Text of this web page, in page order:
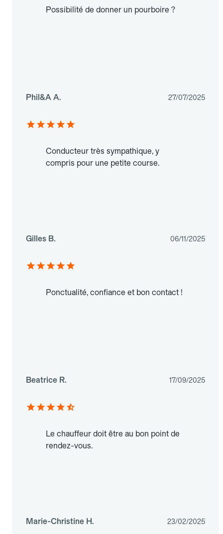
Possibilité de donner un pourboire ?
Phil&A A. 27/07/2025
Conducteur très sympathique, y
compris pour une petite course.
Gilles B. 06/11/2025
Ponctualité, confiance et bon contact !
Beatrice R. 17/09/2025
Le chauffeur doit être au bon point de
rendez-vous.
Marie-Christine H. 23/02/2025